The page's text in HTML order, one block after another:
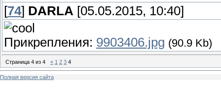
[74] DARLA [05.05.2015, 10:40]
Прикрепления: 9903406.jpg (90.9 Kb)
Страница 4 из 4 « 1 2 3 4
Полная версия сайта